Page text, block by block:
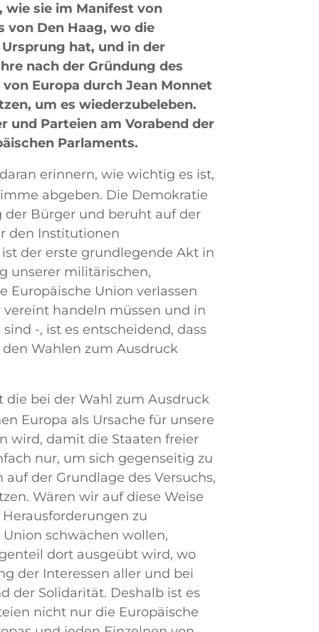
wie sie im Manifest von
von Den Haag, wo die
hat, und in der
nach der Gründung des
Europa durch Jean Monnet
um es wiederzubeleben.
und Parteien am Vorabend der
Parlaments.
erinnern, wie wichtig es ist,
abgeben. Die Demokratie
Bürger und beruht auf der
den Institutionen
der erste grundlegende Akt in
unserer militärischen,
Europäische Union verlassen
handeln müssen und in
-, ist es entscheidend, dass
Wahlen zum Ausdruck
bei der Wahl zum Ausdruck
Europa als Ursache für unsere
wird, damit die Staaten freier
nur, um sich gegenseitig zu
der Grundlage des Versuchs,
Wären wir auf diese Weise
zu
schwächen wollen,
dort ausgeübt wird, wo
der Interessen aller und bei
der Solidarität. Deshalb ist es
nicht nur die Europäische